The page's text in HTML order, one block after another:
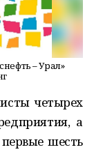
– Урал»
четырех
а
шесть